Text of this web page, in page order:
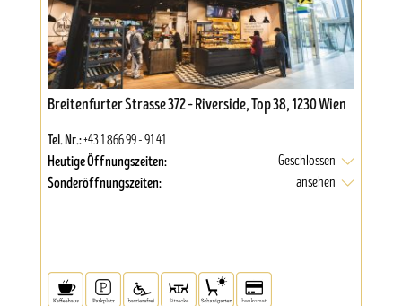
Breitenfurter Strasse 372 – Riverside, Top 38, 1230 Wien
Tel. Nr.:+43 1 866 99 - 91 41
Heutige Öffnungszeiten: Geschlossen
Sonderöffnungszeiten: ansehen